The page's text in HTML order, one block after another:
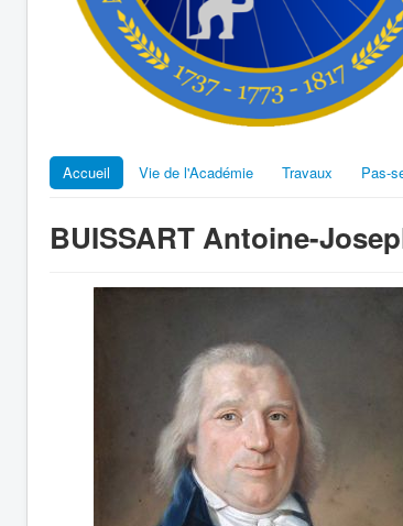
Accueil Vie de l'Académie Travaux Pas-
BUISSART Antoine-